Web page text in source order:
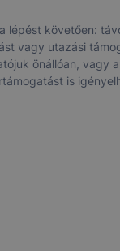
követően: távoli
vagy utazási
is